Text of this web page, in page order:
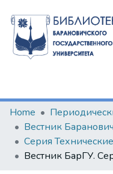
Communities &
All of DSpace
Statistics
Home
Серия